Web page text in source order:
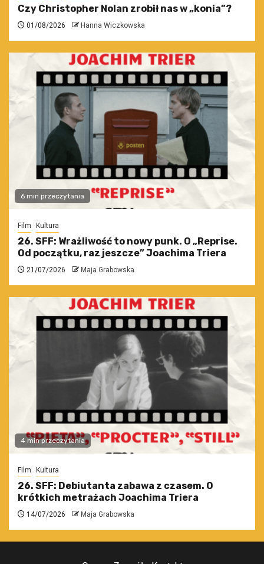
Czy Christopher Nolan zrobił nas w „konia”?
01/08/2026 Hanna Wiczkowska
6 min przeczytania
Film Kultura
26. SFF: Wrażliwość to nowy punk. O „Reprise.
Od początku, raz jeszcze” Joachima Triera
21/07/2026 Maja Grabowska
4 min przeczytania
Film Kultura
26. SFF: Debiutanta zabawa z czasem. O
krótkich metrażach Joachima Triera
14/07/2026 Maja Grabowska